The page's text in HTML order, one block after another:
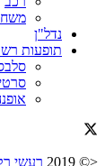
נדל"ן
תופעות
<© 2019 רעשי